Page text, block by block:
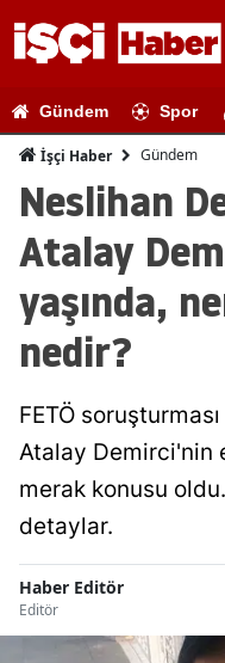
Gündem Spor
İşçi Haber Gündem
Neslihan
Atalay
yaşında,
nedir?
FETÖ
Atalay Demirci'nin
merak konusu
detaylar.
Haber Editör
Editör